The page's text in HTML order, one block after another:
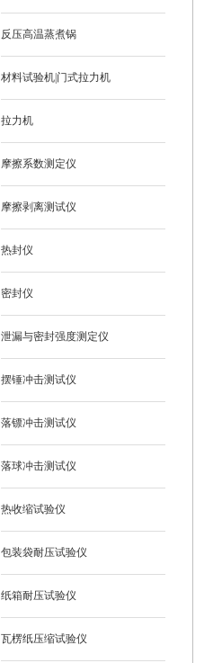
反压高温蒸煮锅
材料试验机|门式拉力机
拉力机
摩擦系数测定仪
摩擦剥离测试仪
热封仪
密封仪
泄漏与密封强度测定仪
摆锤冲击测试仪
落镖冲击测试仪
落球冲击测试仪
热收缩试验仪
包装袋耐压试验仪
纸箱耐压试验仪
瓦楞纸压缩试验仪